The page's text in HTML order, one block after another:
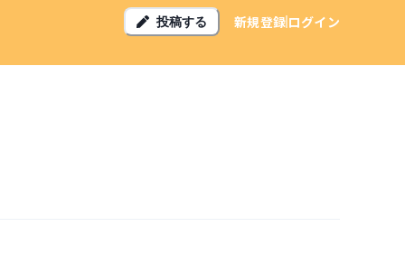
投稿する 新規登録ログイン